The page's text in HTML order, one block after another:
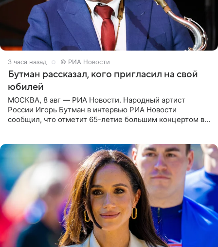
3 часа назад © РИА Новости
Бутман рассказал, кого пригласил на свой
юбилей
МОСКВА, 8 авг — РИА Новости. Народный артист
России Игорь Бутман в интервью РИА Новости
сообщил, что отметит 65-летие большим концертом в